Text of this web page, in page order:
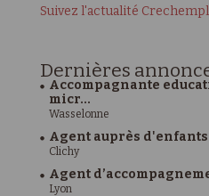
Suivez l'actualité
Dernières
Accompagnante
micr...
Wasselonne
Agent auprès d'enfants
Clichy
Agent
Lyon